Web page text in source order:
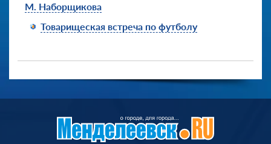
М. Наборщикова
Товарищеская встреча по футболу